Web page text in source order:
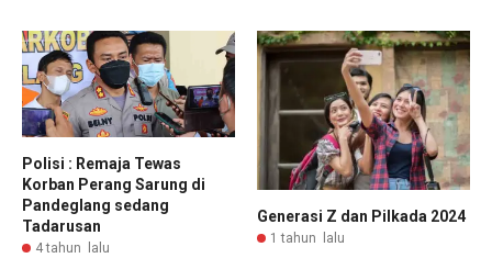
Polisi : Remaja Tewas
Korban Perang Sarung di
Pandeglang sedang
Tadarusan
4 tahun lalu
Generasi Z dan Pilkada 2024
1 tahun lalu